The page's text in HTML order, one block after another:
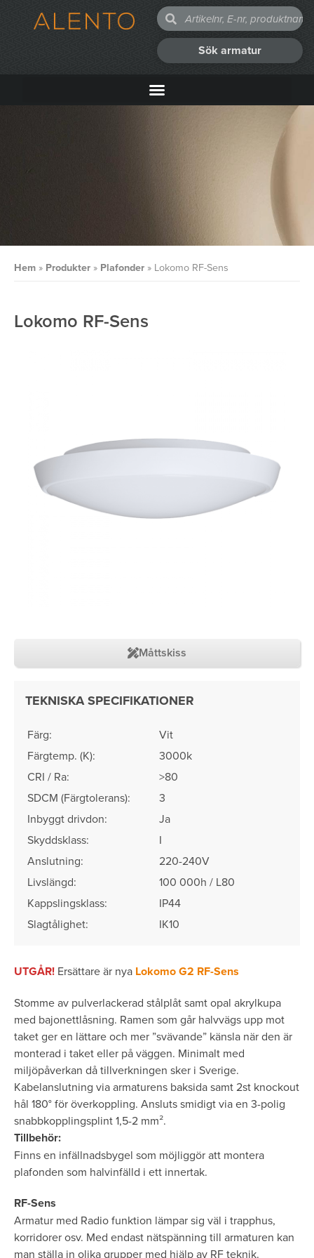
Sök armatur
Hem » Produkter » Plafonder » Lokomo RF-Sens
UTGÅR! Ersättare är nya Lokomo G2 RF-Sens
Stomme av pulverlackerad stålplåt samt opal akrylkupa
med bajonettlåsning. Ramen som går halvvägs upp mot
taket ger en lättare och mer ”svävande” känsla när den är
monterad i taket eller på väggen. Minimalt med
miljöpåverkan då tillverkningen sker i Sverige.
Kabelanslutning via armaturens baksida samt 2st knockout
hål 180° för överkoppling. Ansluts smidigt via en 3-polig
snabbkopplingsplint 1,5-2 mm­².
Tillbehör:
Finns en infällnadsbygel som möjliggör att montera
plafonden som halvinfälld i ett innertak.
RF-Sens
Armatur med Radio funktion lämpar sig väl i trapphus,
korridorer osv. Med endast nätspänning till armaturen kan
man ställa in olika grupper med hjälp av RF teknik.
Lokomo RF-Sens
Måttskiss
TEKNISKA SPECIFIKATIONER
Färg:
Vit
Färgtemp. (K):
3000k
CRI / Ra:
>80
SDCM (Färgtolerans)​:
3
Inbyggt drivdon:
Ja
Skyddsklass:
I
Anslutning:
220-240V
Livslängd:
100 000h / L80
Kappslingsklass:
IP44
Slagtålighet:
IK10